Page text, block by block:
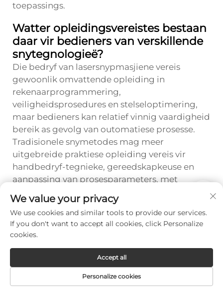
toepassings.
Watter opleidingsvereistes bestaan
daar vir bedieners van verskillende
snytegnologieë?
Die bedryf van lasersnypmasjiene vereis
gewoonlik omvattende opleiding in
rekenaarprogrammering,
veiligheidsprosedures en stelseloptimering,
maar bedieners kan relatief vinnig vaardigheid
bereik as gevolg van outomatiese prosesse.
Tradisionele snymetodes mag meer
uitgebreide praktiese opleiding vereis vir
handbedryf-tegnieke, gereedskapkeuse en
aanpassing van prosesparameters, met
vaardigheidsontwikkeling wat dikwels langer
neem om konsekwente resultate te bereik.
Next :Hoe om 'n CNC-laser snymasjien vir u fabriek te kies?
We value your privacy
We use cookies and similar tools to provide our services.
If you don't want to accept all cookies, click Personalize
cookies.
Personalize cookies
Accept all